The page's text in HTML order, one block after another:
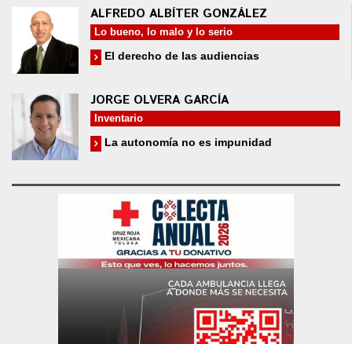
ALFREDO ALBÍTER GONZÁLEZ
Lo bueno, lo malo y lo serio
El derecho de las audiencias
JORGE OLVERA GARCÍA
Inventario
La autonomía no es impunidad